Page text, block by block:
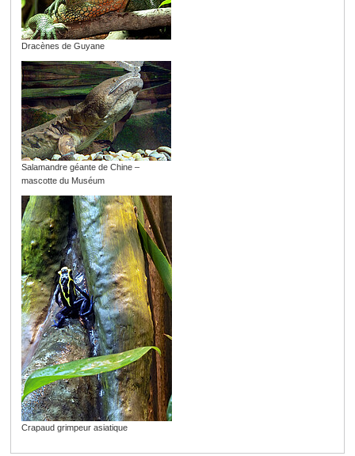
Dracènes de Guyane
Salamandre géante de Chine –
mascotte du Muséum
Crapaud grimpeur asiatique